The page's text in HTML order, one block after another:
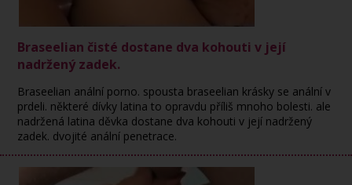
Braseelian čisté dostane dva kohouti v její
nadržený zadek.
Braseelian anální porno. spousta braseelian krásky se anální v
prdeli. některé dívky latina to opravdu příliš mnoho bolesti. ale
nadržená latina děvka dostane dva kohouti v její nadržený
zadek. dvojité anální penetrace.